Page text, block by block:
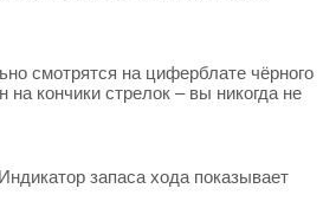
смотрятся на циферблате чёрного
кончики стрелок – вы никогда не
запаса хода показывает